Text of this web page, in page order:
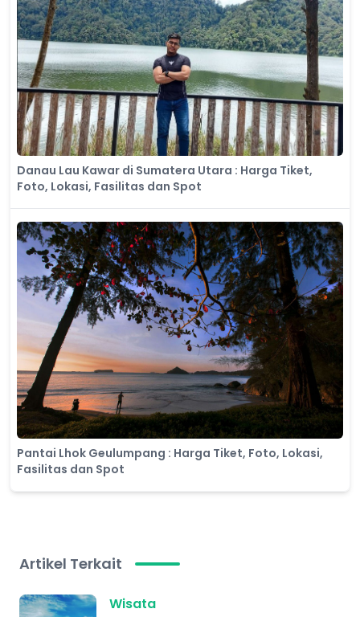
​Danau Lau Kawar di Sumatera Utara : Harga Tiket,
Foto, Lokasi, Fasilitas dan Spot
Pantai Lhok Geulumpang : Harga Tiket, Foto, Lokasi,
Fasilitas dan Spot
Artikel Terkait
Wisata